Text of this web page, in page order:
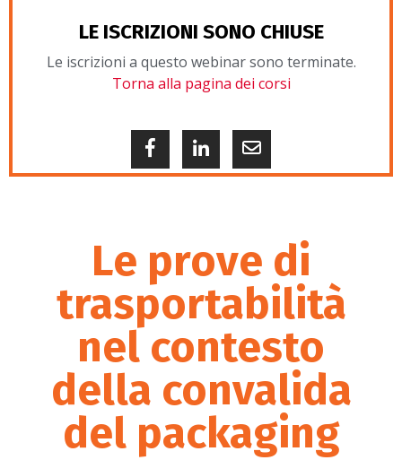
Le prove di
trasportabilità
nel contesto
della convalida
del packaging
LE ISCRIZIONI SONO CHIUSE
Le iscrizioni a questo webinar sono terminate.
Torna alla pagina dei corsi